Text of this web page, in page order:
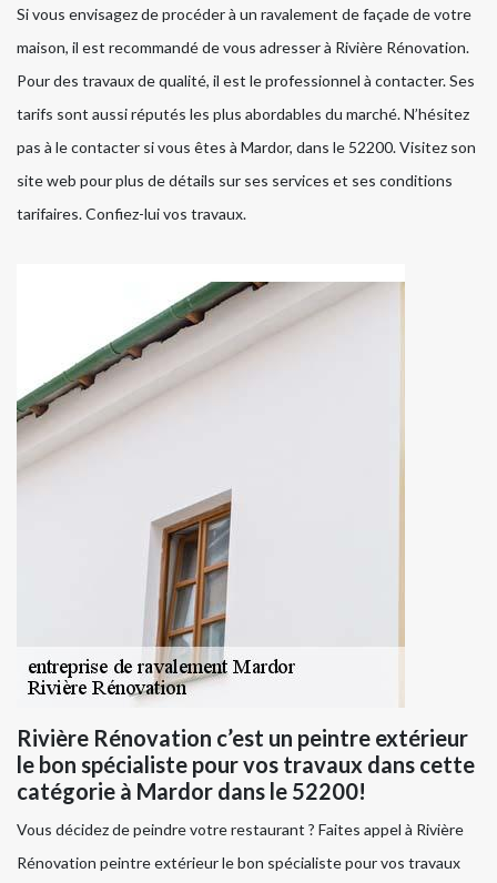
Si vous envisagez de procéder à un ravalement de façade de votre
maison, il est recommandé de vous adresser à Rivière Rénovation.
Pour des travaux de qualité, il est le professionnel à contacter. Ses
tarifs sont aussi réputés les plus abordables du marché. N’hésitez
pas à le contacter si vous êtes à Mardor, dans le 52200. Visitez son
site web pour plus de détails sur ses services et ses conditions
tarifaires. Confiez-lui vos travaux.
Rivière Rénovation c’est un peintre extérieur
le bon spécialiste pour vos travaux dans cette
catégorie à Mardor dans le 52200!
Vous décidez de peindre votre restaurant ? Faites appel à Rivière
Rénovation peintre extérieur le bon spécialiste pour vos travaux